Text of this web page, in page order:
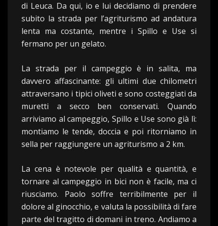
di Leuca. Da qui, io e lui decidiamo di prendere
subito la strada per l’agriturismo ad andatura
lenta ma costante, mentre i Spillo e Use si
fermano per un gelato.
La strada per il campeggio è in salita, ma
davvero affascinante: gli ultimi due chilometri
attraversano i tipici oliveti e sono costeggiati da
muretti a secco ben conservati. Quando
arriviamo al campeggio, Spillo e Use sono già lì:
montiamo le tende, doccia e poi ritorniamo in
sella per raggiungere un agriturismo a 2 km.
La cena è notevole per qualità e quantità, e
tornare al campeggio in bici non è facile, ma ci
riusciamo. Paolo soffre terribilmente per il
dolore al ginocchio, e valuta la possibilità di fare
parte del tragitto di domani in treno. Andiamo a